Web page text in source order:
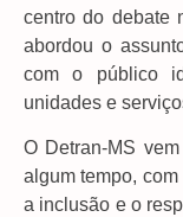
centro do debate
abordou o
com o público
unidades e
O Detran-MS
algum tempo,
a inclusão e o